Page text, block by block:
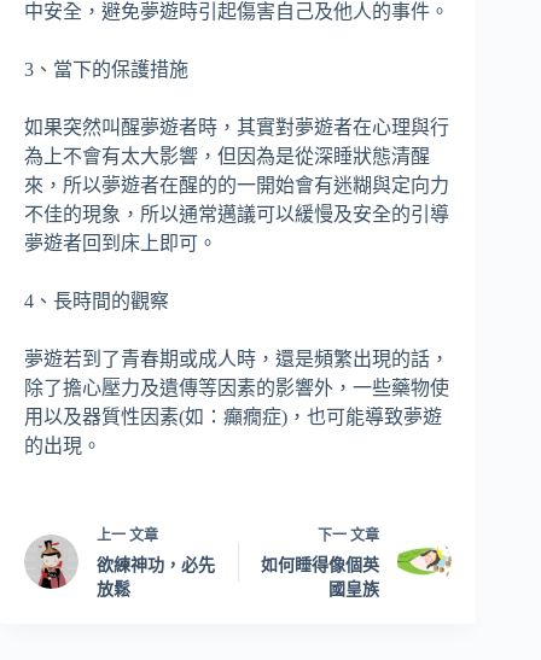
中安全，避免夢遊時引起傷害自己及他人的事件。
3、當下的保護措施
如果突然叫醒夢遊者時，其實對夢遊者在心理與行
為上不會有太大影響，但因為是從深睡狀態清醒
來，所以夢遊者在醒的的一開始會有迷糊與定向力
不佳的現象，所以通常邁議可以緩慢及安全的引導
夢遊者回到床上即可。
4、長時間的觀察
夢遊若到了青春期或成人時，還是頻繁出現的話，
除了擔心壓力及遺傳等因素的影響外，一些藥物使
用以及器質性因素(如：癲癇症)，也可能導致夢遊
的出現。
上一 文章
欲練神功，必先
放鬆
下一文章
如何睡得像個英
國皇族